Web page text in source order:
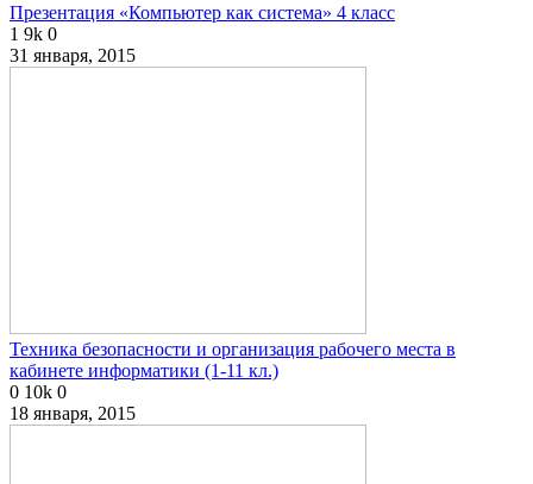
Презентация «Компьютер как система» 4 класс
1 9k 0
31 января, 2015
Техника безопасности и организация рабочего места в
кабинете информатики (1-11 кл.)
0 10k 0
18 января, 2015